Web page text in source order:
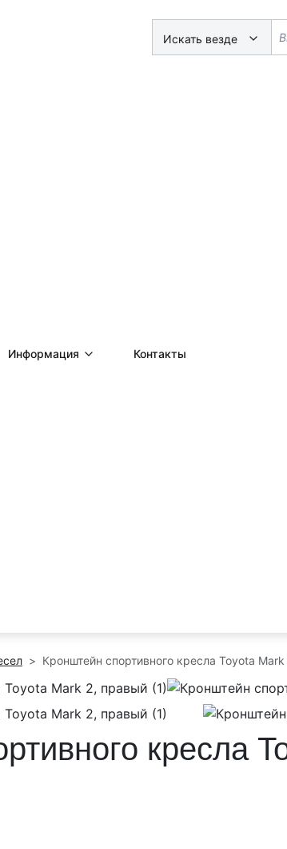
Искать везде
Информация Контакты
Кронштейн спортивного кресла Toyota
кресла